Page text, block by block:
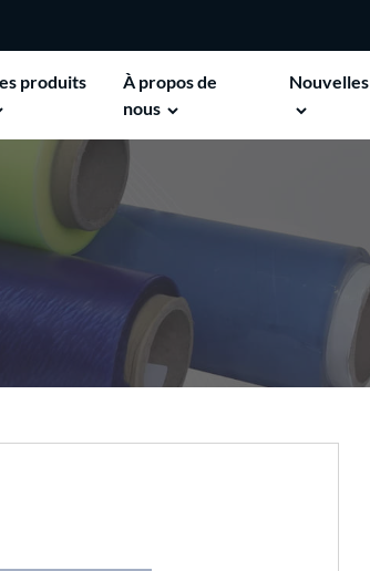
produits
À propos de
nous
Nouvelles